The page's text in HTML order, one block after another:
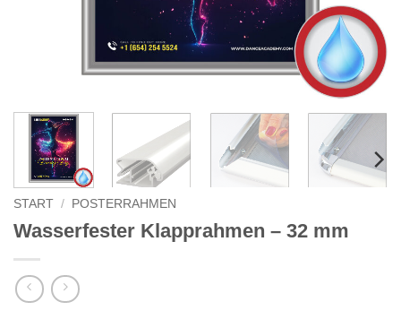
START / POSTERRAHMEN
Wasserfester Klapprahmen – 32 mm